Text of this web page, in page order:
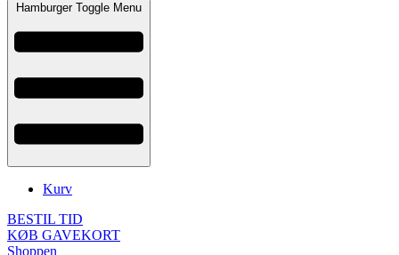
Hamburger Toggle Menu
Kurv
BESTIL TID
KØB GAVEKORT
Shoppen